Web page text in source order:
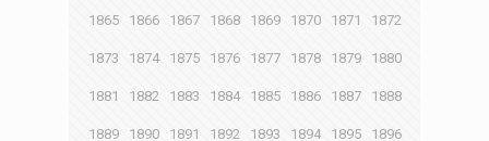
1865 1866 1867 1868 1869 1870 1871 1872
1873 1874 1875 1876 1877 1878 1879 1880
1881 1882 1883 1884 1885 1886 1887 1888
1889 1890 1891 1892 1893 1894 1895 1896